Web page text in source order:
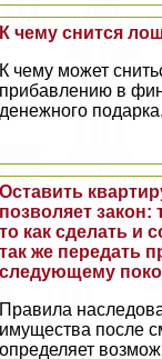
К чему снится
К чему может
прибавлению в
денежного
Оставить
позволяет закон:
то как сделать и
так же передать
следующему
Правила
имущества после
определяет